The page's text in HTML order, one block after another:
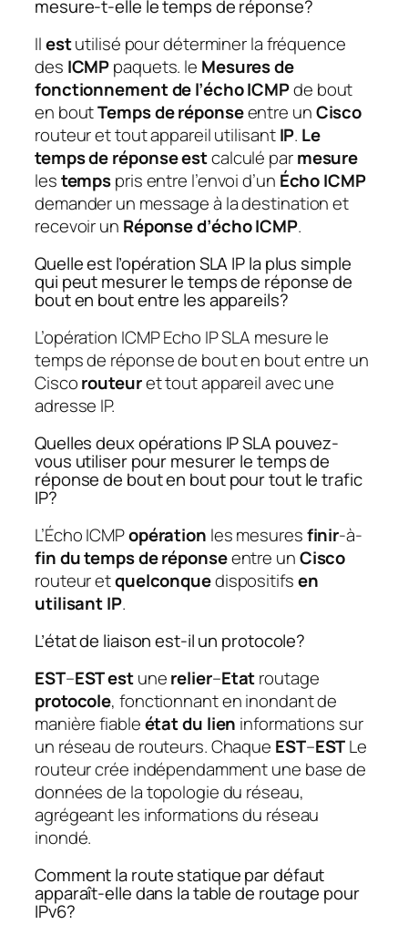
mesure-t-elle le temps de réponse?
Ilestutilisé pour déterminer la fréquence
des ICMPpaquets. le Mesures de
fonctionnement de l’écho ICMPde bout
en boutTemps de réponseentre unCisco
routeur et tout appareil utilisantIP. Le
temps de réponse estcalculé parmesure
lestempspris entre l’envoi d’un Écho ICMP
demander un message à la destination et
recevoir un Réponse d’écho ICMP.
Quelle est l’opération SLA IP la plus simple
qui peut mesurer le temps de réponse de
bout en bout entre les appareils?
L’opération ICMP Echo IP SLA mesure le
temps de réponse de bout en bout entre un
Ciscorouteuret tout appareil avec une
adresse IP.
Quelles deux opérations IP SLA pouvez-
vous utiliser pour mesurer le temps de
réponse de bout en bout pour tout le trafic
IP?
L’Écho ICMPopération les mesuresfinir-à-
fin du temps de réponseentre unCisco
routeur etquelconquedispositifsen
utilisant IP.
L’état de liaison est-il un protocole?
EST–EST estunerelier–Etatroutage
protocole, fonctionnant en inondant de
manière fiableétat du lien informations sur
un réseau de routeurs. Chaque EST–ESTLe
routeur crée indépendamment une base de
données de la topologie du réseau,
agrégeant les informations du réseau
inondé.
Comment la route statique par défaut
apparaît-elle dans la table de routage pour
IPv6?